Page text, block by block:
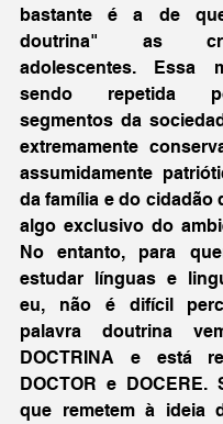
bastante é a de
doutrina" as
adolescentes. Essa
sendo repetida
segmentos da
extremamente
assumidamente
da família e do cidadão
algo exclusivo do
No entanto, para
estudar línguas e
eu, não é difícil
palavra doutrina
DOCTRINA e está
DOCTOR e DOCERE.
que remetem à ideia